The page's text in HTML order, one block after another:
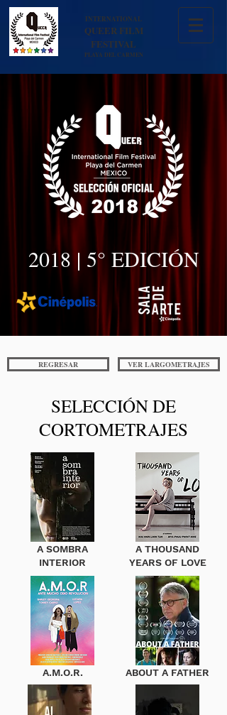
INTERNATIONAL
QUEER FILM
FESTIVAL
PLAYA DEL CARMEN
2018 | 5° EDICIÓN
REGRESAR VER LARGOMETRAJES
SELECCIÓN DE
CORTOMETRAJES
A SOMBRA
INTERIOR
A THOUSAND
YEARS OF LOVE
A.M.O.R. ABOUT A FATHER